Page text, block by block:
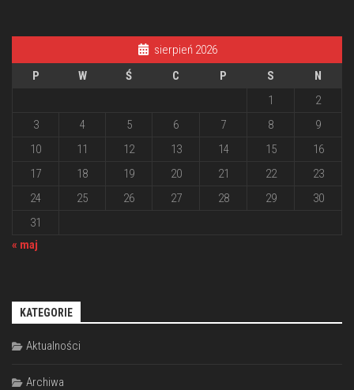
sierpień 2026
P
W Ś C P S
N
1
2
3
4 5 6 7 8
9
10
11 12 13 14 15
16
17
18 19 20 21 22
23
24
25 26 27 28 29
30
31
« maj
KATEGORIE
Aktualności
Archiwa